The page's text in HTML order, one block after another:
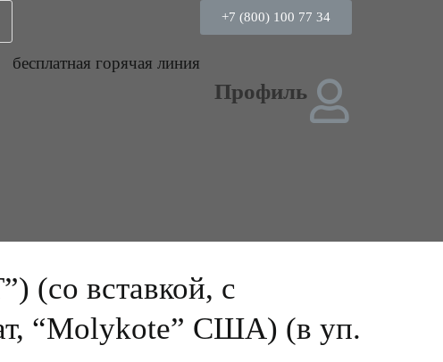
+7 (800) 100 77 34
бесплатная горячая линия
Профиль
(со вставкой, с
“Molykote” США) (в уп.